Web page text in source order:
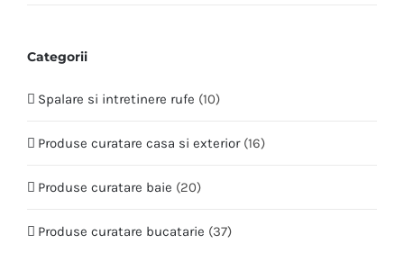
Categorii
Spalare si intretinere rufe (10)
Produse curatare casa si exterior (16)
Produse curatare baie (20)
Produse curatare bucatarie (37)